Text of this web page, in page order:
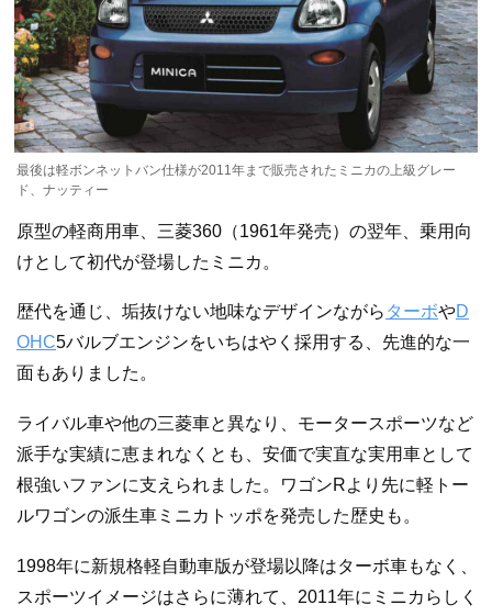
最後は軽ボンネットバン仕様が2011年まで販売されたミニカの上級グレー
ド、ナッティー
原型の軽商用車、三菱360（1961年発売）の翌年、乗用向
けとして初代が登場したミニカ。
歴代を通じ、垢抜けない地味なデザインながら ターボやD
OHC5バルブエンジンをいちはやく採用する、先進的な一
面もありました。
ライバル車や他の三菱車と異なり、モータースポーツなど
派手な実績に恵まれなくとも、安価で実直な実用車として
根強いファンに支えられました。ワゴンRより先に軽トー
ルワゴンの派生車ミニカトッポを発売した歴史も。
1998年に新規格軽自動車版が登場以降はターボ車もなく、
スポーツイメージはさらに薄れて、2011年にミニカらしく